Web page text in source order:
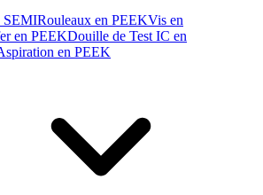
SEMIRouleaux en PEEKVis en
en PEEKDouille de Test IC en
en PEEK